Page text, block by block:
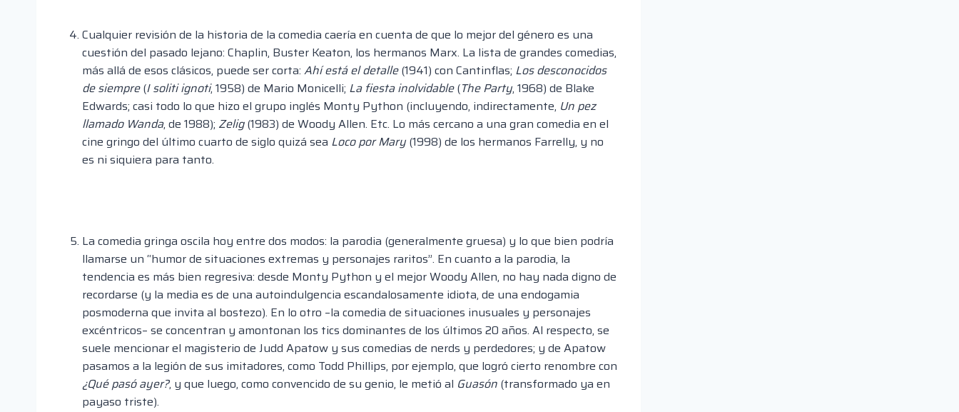
Cualquier revisión de la historia de la comedia caería en cuenta de que lo mejor del género es una
cuestión del pasado lejano: Chaplin, Buster Keaton, los hermanos Marx. La lista de grandes comedias,
más allá de esos clásicos, puede ser corta: Ahí está el detalle(1941) con Cantinflas; Los desconocidos
de siempre(I soliti ignoti, 1958) de Mario Monicelli; La fiesta inolvidable(The Party, 1968) de Blake
Edwards; casi todo lo que hizo el grupo inglés Monty Python (incluyendo, indirectamente, Un pez
llamado Wanda, de 1988); Zelig(1983) de Woody Allen. Etc. Lo más cercano a una gran comedia en el
cine gringo del último cuarto de siglo quizá sea Loco por Mary (1998) de los hermanos Farrelly, y no
es ni siquiera para tanto.
La comedia gringa oscila hoy entre dos modos: la parodia (generalmente gruesa) y lo que bien podría
llamarse un “humor de situaciones extremas y personajes raritos”. En cuanto a la parodia, la
tendencia es más bien regresiva: desde Monty Python y el mejor Woody Allen, no hay nada digno de
recordarse (y la media es de una autoindulgencia escandalosamente idiota, de una endogamia
posmoderna que invita al bostezo). En lo otro –la comedia de situaciones inusuales y personajes
excéntricos– se concentran y amontonan los tics dominantes de los últimos 20 años. Al respecto, se
suele mencionar el magisterio de Judd Apatow y sus comedias de nerds y perdedores; y de Apatow
pasamos a la legión de sus imitadores, como Todd Phillips, por ejemplo, que logró cierto renombre con
¿Qué pasó ayer?, y que luego, como convencido de su genio, le metió al Guasón (transformado ya en
payaso triste).